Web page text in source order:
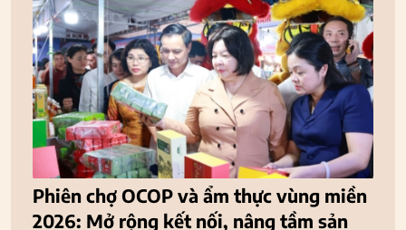
Phiên chợ OCOP và ẩm thực vùng miền
2026: Mở rộng kết nối, nâng tầm sản